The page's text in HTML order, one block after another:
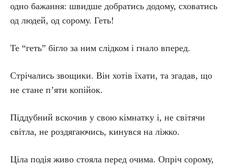
одно бажання: швидше добратись додому, сховатись
од людей, од сорому. Геть!
Те “геть” бігло за ним слідком і гнало вперед.
Стрічались звощики. Він хотів їхати, та згадав, що
не стане п’яти копійок.
Піддубний вскочив у свою кімнатку і, не світячи
світла, не роздягаючись, кинувся на ліжко.
Ціла подія живо стояла перед очима. Опріч сорому,